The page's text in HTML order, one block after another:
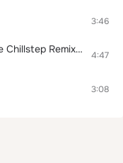
3:46
Narcotic Thrust - I Like It (Yogee Chillstep Remix 2012) 4:47
3:08